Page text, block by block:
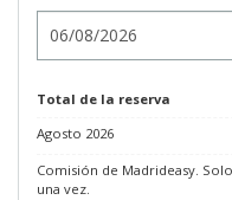
Total de la reserva
Agosto 2026
Comisión de Madrideasy.
una vez.